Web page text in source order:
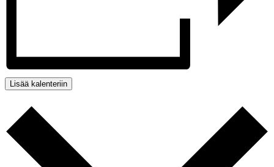
Lisää kalenteriin